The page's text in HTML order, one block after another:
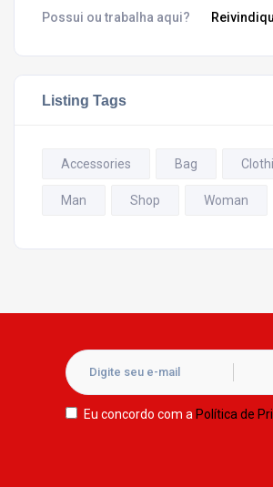
Possui ou trabalha aqui?
Listing Tags
Accessories Bag
Man Shop Woman
Eu concordo com a Política de